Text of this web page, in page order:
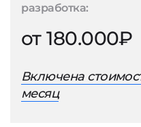
разработка:
от 180.000₽
Включена
месяц